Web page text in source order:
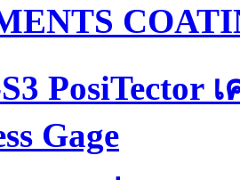
PosiTector
Gage